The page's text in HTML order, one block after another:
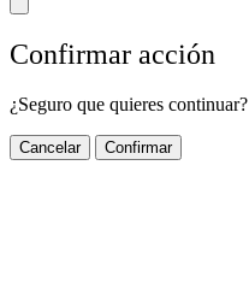
Confirmar acción
¿Seguro que quieres continuar?
Cancelar Confirmar